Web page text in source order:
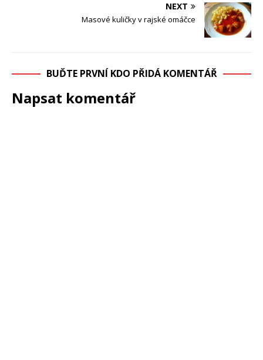
NEXT
Masové kuličky v rajské omáčce
BUĎTE PRVNÍ KDO PŘIDÁ KOMENTÁŘ
Napsat komentář